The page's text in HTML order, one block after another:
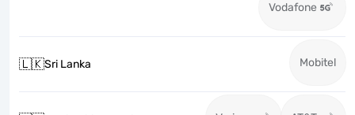
Vodafone
🇱🇰Sri Lanka Mobitel